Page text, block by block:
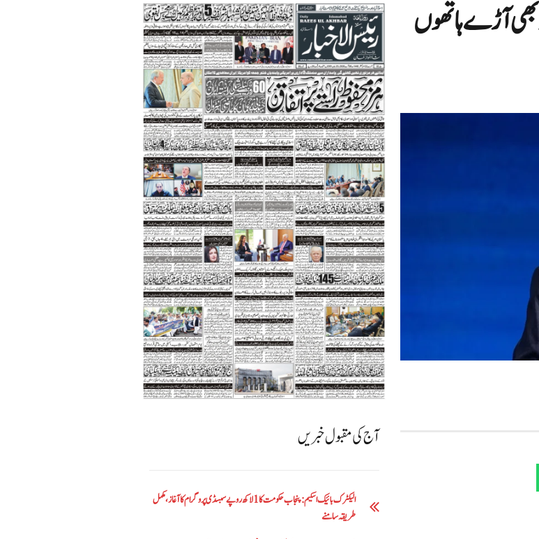
بھی آڑے ہاتھوں
آج کی مقبول خبریں
الیکٹرک بائیک اسکیم: پنجاب حکومت کا1 لاکھ روپے سبسڈی پروگرام کا آغاز ،مکمل
طریقہ سامنے